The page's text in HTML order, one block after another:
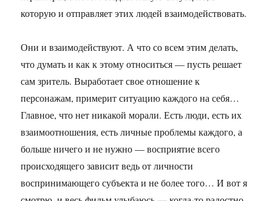
которую и отправляет этих людей взаимодействовать.
Они и взаимодействуют. А что со всем этим делать,
что думать и как к этому относиться — пусть решает
сам зритель. Выработает свое отношение к
персонажам, примерит ситуацию каждого на себя…
Главное, что нет никакой морали. Есть люди, есть их
взаимоотношения, есть личные проблемы каждого, а
больше ничего и не нужно — восприятие всего
происходящего зависит ведь от личности
воспринимающего субъекта и не более того… И вот я